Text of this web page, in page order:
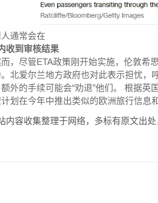
通常会在
收到审核结果
，尽管ETA政策刚开始实施，伦敦希
北爱尔兰地方政府也对此表示担忧，
外的手续可能会“劝退”他们。 根据英
计划在今年中推出类似的欧洲旅行信息
内容收集整理于网络，多标有原文出处